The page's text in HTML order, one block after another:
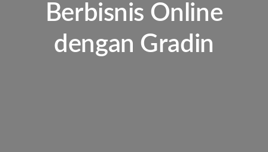
Berbisnis Online
dengan Gradin